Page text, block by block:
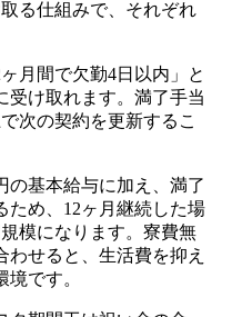
る仕組みで、それぞれ
月間で欠勤4日以内」と
受け取れます。満了手当
次の契約を更新するこ
の基本給与に加え、満了
ため、12ヶ月継続した場
模になります。寮費無
せると、生活費を抑え
です。